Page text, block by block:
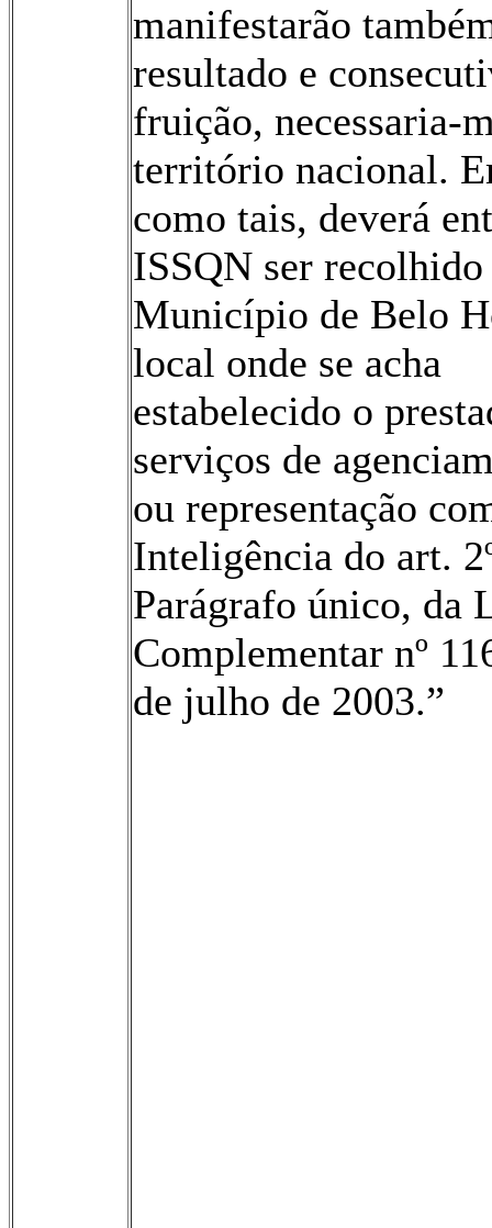
manifestarão
resultado e
fruição, necessaria-
território nacional.
como tais, deverá
ISSQN ser recolhido
Município de Belo
local onde se acha
estabelecido o
serviços de
ou representação
Inteligência do art.
Parágrafo único, da
Complementar nº
de julho de 2003.”